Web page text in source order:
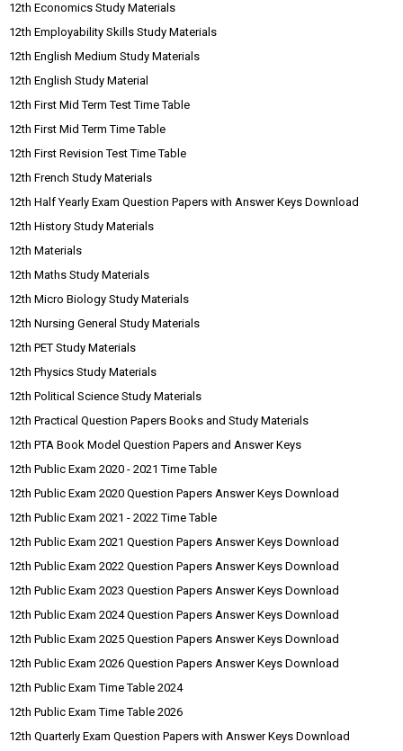
12th Economics Study Materials
12th Employability Skills Study Materials
12th English Medium Study Materials
12th English Study Material
12th First Mid Term Test Time Table
12th First Mid Term Time Table
12th First Revision Test Time Table
12th French Study Materials
12th Half Yearly Exam Question Papers with Answer Keys Download
12th History Study Materials
12th Materials
12th Maths Study Materials
12th Micro Biology Study Materials
12th Nursing General Study Materials
12th PET Study Materials
12th Physics Study Materials
12th Political Science Study Materials
12th Practical Question Papers Books and Study Materials
12th PTA Book Model Question Papers and Answer Keys
12th Public Exam 2020 - 2021 Time Table
12th Public Exam 2020 Question Papers Answer Keys Download
12th Public Exam 2021 - 2022 Time Table
12th Public Exam 2021 Question Papers Answer Keys Download
12th Public Exam 2022 Question Papers Answer Keys Download
12th Public Exam 2023 Question Papers Answer Keys Download
12th Public Exam 2024 Question Papers Answer Keys Download
12th Public Exam 2025 Question Papers Answer Keys Download
12th Public Exam 2026 Question Papers Answer Keys Download
12th Public Exam Time Table 2024
12th Public Exam Time Table 2026
12th Quarterly Exam Question Papers with Answer Keys Download